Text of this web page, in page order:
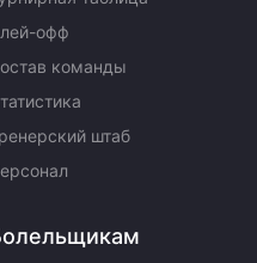
офф
команды
штаб